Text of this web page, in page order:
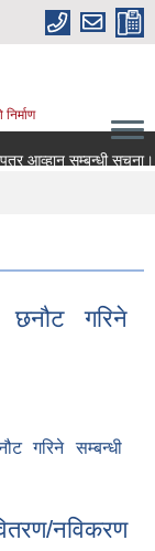
सम्बन्धी सूचना।
छनौट गरिने
गरिने सम्बन्धी
नविकरण